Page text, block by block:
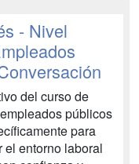
práctico,
a l...
- Nivel
del curso de
públicos
para
el entorno laboral